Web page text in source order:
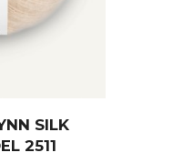
SILK
2511